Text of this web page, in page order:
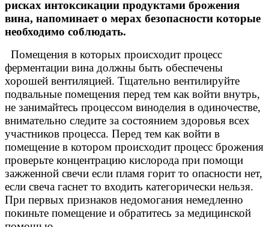
рисках интоксикации продуктами брожения
вина, напоминает о мерах безопасности которые
необходимо соблюдать.
Помещения в которых происходит процесс
ферментации вина должны быть обеспечены
хорошей вентиляцией. Тщательно вентилируйте
подвальные помещения перед тем как войти внутрь,
не занимайтесь процессом виноделия в одиночестве,
внимательно следите за состоянием здоровья всех
участников процесса. Перед тем как войти в
помещение в котором происходит процесс брожения
проверьте концентрацию кислорода при помощи
зажженной свечи если пламя горит то опасности нет,
если свеча гаснет то входить категорически нельзя.
При первых признаков недомогания немедленно
покиньте помещение и обратитесь за медицинской